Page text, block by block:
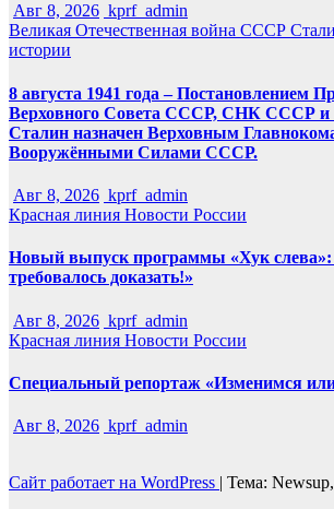
Авг 8, 2026 kprf_admin
Великая Отечественная война СССР
истории
8 августа 1941 года – Постановлением
Верховного Совета СССР, СНК СССР
Сталин назначен Верховным
Вооружёнными Силами СССР.
Авг 8, 2026 kprf_admin
Красная линия Новости России
Новый выпуск программы «Хук
требовалось доказать!»
Авг 8, 2026 kprf_admin
Красная линия Новости России
Специальный репортаж «Изменимся
Авг 8, 2026 kprf_admin
Сайт работает на WordPress | Тема: